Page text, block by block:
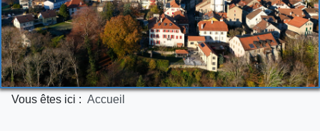
Vous êtes ici : Accueil